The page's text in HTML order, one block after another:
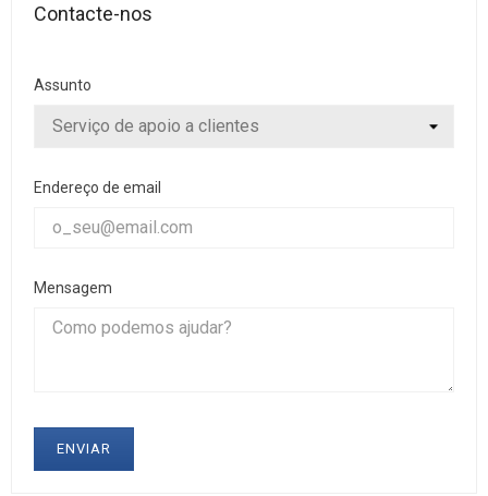
Contacte-nos
Assunto
Endereço de email
Mensagem